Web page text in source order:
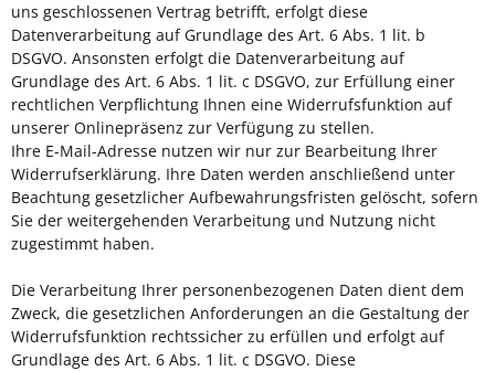
uns geschlossenen Vertrag betrifft, erfolgt diese
Datenverarbeitung auf Grundlage des Art. 6 Abs. 1 lit. b
DSGVO. Ansonsten erfolgt die Datenverarbeitung auf
Grundlage des Art. 6 Abs. 1 lit. c DSGVO, zur Erfüllung einer
rechtlichen Verpflichtung Ihnen eine Widerrufsfunktion auf
unserer Onlinepräsenz zur Verfügung zu stellen.
Ihre E-Mail-Adresse nutzen wir nur zur Bearbeitung Ihrer
Widerrufserklärung. Ihre Daten werden anschließend unter
Beachtung gesetzlicher Aufbewahrungsfristen gelöscht, sofern
Sie der weitergehenden Verarbeitung und Nutzung nicht
zugestimmt haben.
Die Verarbeitung Ihrer personenbezogenen Daten dient dem
Zweck, die gesetzlichen Anforderungen an die Gestaltung der
Widerrufsfunktion rechtssicher zu erfüllen und erfolgt auf
Grundlage des Art. 6 Abs. 1 lit. c DSGVO. Diese